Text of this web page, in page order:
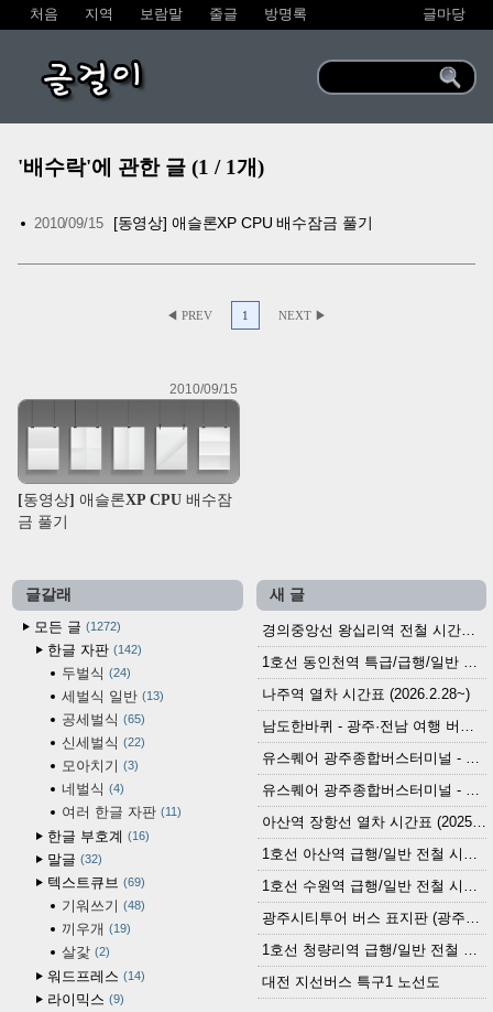
처음 지역 보람말 줄글 방명록 글마당
글걸이
'배수락'에 관한 글 (1 / 1개)
2010/09/15 [동영상] 애슬론XP CPU 배수잠금 풀기
◀ PREV 1 NEXT ▶
2010/09/15
[동영상] 애슬론XP CPU 배수잠
금 풀기
글갈래
모든 글
1272
한글 자판 142
두벌식 24
세벌식 일반 13
공세벌식 65
신세벌식 22
모아치기 3
네벌식 4
여러 한글 자판 11
한글 부호계 16
말글 32
텍스트큐브 69
기워쓰기 48
끼우개 19
살갗 2
워드프레스 14
라이믹스 9
새 글
경의중앙선 왕십리역 전철 시간표 (2026.4.20~)
나주역 열차 시간표 (2026.2.28~)
아산역 장항선 열차 시간표 (2025.12.30 기준) (무궁화호, ITX-마음, 새마을호, 서해금빛열차)
대전 지선버스 특구1 노선도